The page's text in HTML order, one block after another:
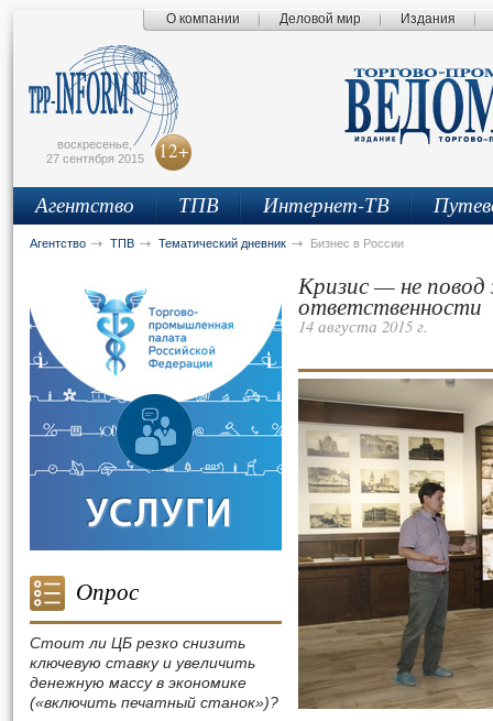
О компании Деловой мир Издания
воскресенье,
27 сентября 2015
12+
Агентство ТПВ Интернет-ТВ
Агентство ТПВ Тематический дневник Бизнес в России
Опрос
Стоит ли ЦБ резко снизить
ключевую ставку и увеличить
денежную массу в экономике
(«включить печатный станок»)?
Кризис — не повод
ответственности
14 августа 2015 г.